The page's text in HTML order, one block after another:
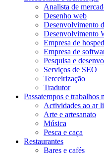
Analista de
Desenho web
Desenvolvimento
Desenvolvimento
Empresa de
Empresa de
Pesquisa e
Serviços de SEO
Terceirização
Tradutor
Passatempos e trabalhos
Actividades ao ar
Arte e artesanato
Música
Pesca e caça
Restaurantes
Bares e cafés